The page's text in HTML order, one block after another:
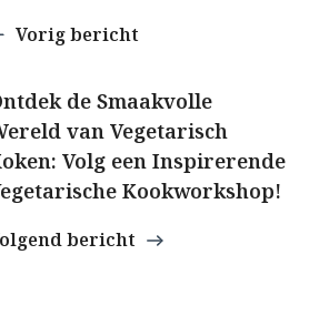
Vorig bericht
de Smaakvolle
van Vegetarisch
Volg een Inspirerende
Kookworkshop!
bericht